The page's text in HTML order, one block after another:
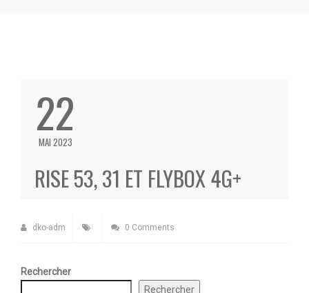
22
MAI 2023
RISE 53, 31 ET FLYBOX 4G+
dko-adm 0 Comments
Rechercher
Rechercher